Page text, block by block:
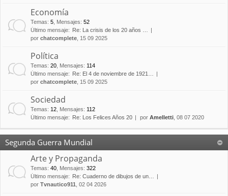
Economía
Temas: 5 Mensajes: 52
Último mensaje:
Re: La crisis de los 20 años …
por chatcomplete , 15 09 2025
Política
Temas: 20 Mensajes: 114
Último mensaje:
Re: El 4 de noviembre de 1921…
por chatcomplete , 15 09 2025
Sociedad
Temas: 12 Mensajes: 112
Último mensaje:
Re: Los Felices Años 20 por Amelletti , 08 07 2020
Segunda Guerra Mundial
Arte y Propaganda
Temas: 40 Mensajes: 322
Último mensaje:
Re: Cuaderno de dibujos de un…
por Tvnautico911 , 02 04 2026